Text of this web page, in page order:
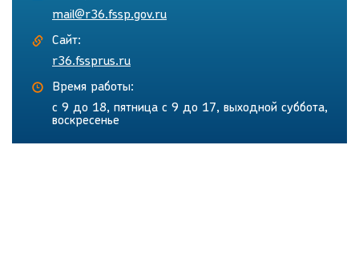
mail@r36.fssp.gov.ru
Сайт:
r36.fssprus.ru
Время работы:
с 9 до 18, пятница с 9 до 17, выходной суббота,
воскресенье